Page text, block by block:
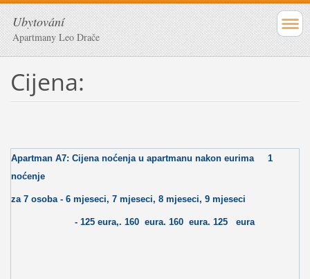
Ubytování
Apartmany Leo Drače
Cijena:
Apartman A7: Cijena noćenja u apartmanu nakon eurima
1
noćenje
za 7 osoba - 6 mjeseci, 7 mjeseci, 8 mjeseci, 9 mjeseci
- 125 eura,. 160 eura. 160 eura. 125 eura